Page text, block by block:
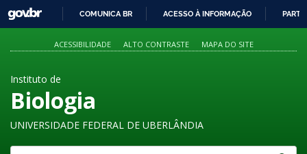
PARA
O
GOVBR
COMUNICA BR ACESSO À INFORMAÇÃO
ACESSIBILIDADE ALTO CONTRASTE MAPA DO SITE
Instituto de
Biologia
UNIVERSIDADE FEDERAL DE UBERLÂNDIA